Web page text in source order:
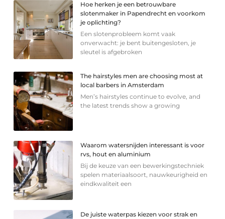
Hoe herken je een betrouwbare
slotenmaker in Papendrecht en voorkom
je oplichting?
Een slotenprobleem komt vaak
onverwacht: je bent buitengesloten, je
sleutel is afgebroken
The hairstyles men are choosing most at
local barbers in Amsterdam
Men’s hairstyles continue to evolve, and
the latest trends show a growing
Waarom watersnijden interessant is voor
rvs, hout en aluminium
Bij de keuze van een bewerkingstechniek
spelen materiaalsoort, nauwkeurigheid en
eindkwaliteit een
De juiste waterpas kiezen voor strak en